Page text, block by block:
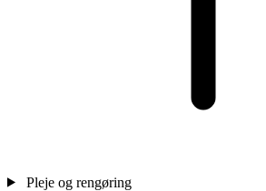
Pleje og rengøring